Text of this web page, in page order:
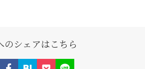
のシェアはこちら